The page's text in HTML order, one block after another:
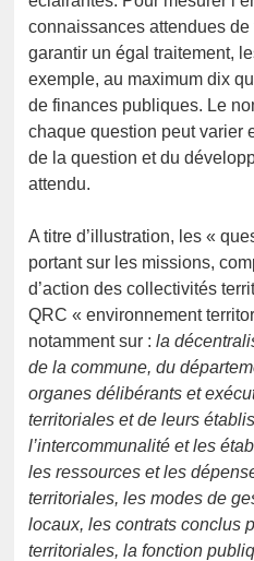
connaissances attendues
garantir un égal traitement,
exemple, au maximum dix
de finances publiques. Le
chaque question peut varier
de la question et du
attendu.
A titre d’illustration, les «
portant sur les missions,
d’action des collectivités
QRC « environnement
notamment sur :la
de la commune, du
organes délibérants et
territoriales et de leurs
l’intercommunalité et les
les ressources et les
territoriales, les modes de
locaux, les contrats conclus
territoriales, la fonction